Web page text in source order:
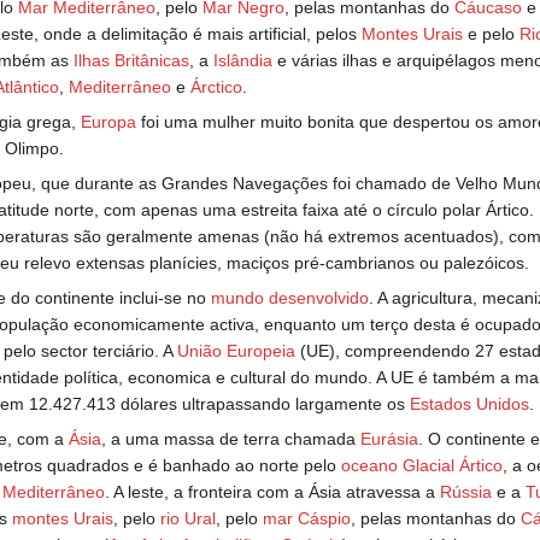
Mar Mediterrâneo , pelo Mar Negro , pelas montanhas do Cáucaso e
onde a delimitação é mais artificial, pelos Montes Urais e pelo
as Ilhas Britânicas , a Islândia e várias ilhas e arquipélagos
Mediterrâneo e Árctico
grega, Europa foi uma mulher muito bonita que despertou os
que durante as Grandes Navegações foi chamado de Velho
norte, com apenas uma estreita faixa até o círculo polar
são geralmente amenas (não há extremos acentuados),
relevo extensas planícies, maciços pré-cambrianos ou palezóicos.
do continente inclui-se no mundo desenvolvido . A agricultura,
economicamente activa, enquanto um terço desta é
sector terciário. A União Europeia (UE), compreendendo 27
política, economica e cultural do mundo. A UE é também a
12.427.413 dólares ultrapassando largamente os Estados Unidos
com a Ásia , a uma massa de terra chamada Eurásia . O continente
quadrados e é banhado ao norte pelo oceano Glacial Ártico , a
. A leste, a fronteira com a Ásia atravessa a Rússia e a
montes Urais , pelo rio Ural , pelo mar Cáspio , pelas montanhas do